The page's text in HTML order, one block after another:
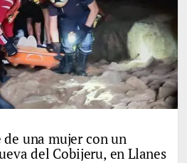
una mujer con un
del Cobijeru, en Llanes